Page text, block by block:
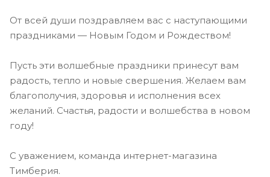
От всей души поздравляем вас с наступающими
праздниками — Новым Годом и Рождеством!
Пусть эти волшебные праздники принесут вам
радость, тепло и новые свершения. Желаем вам
благополучия, здоровья и исполнения всех
желаний. Счастья, радости и волшебства в новом
году!
С уважением, команда интернет-магазина
Тимберия.